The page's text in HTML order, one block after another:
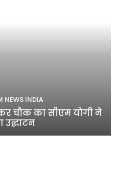
NEWS INDIA
चौक का सीएम योगी ने
उद्घाटन